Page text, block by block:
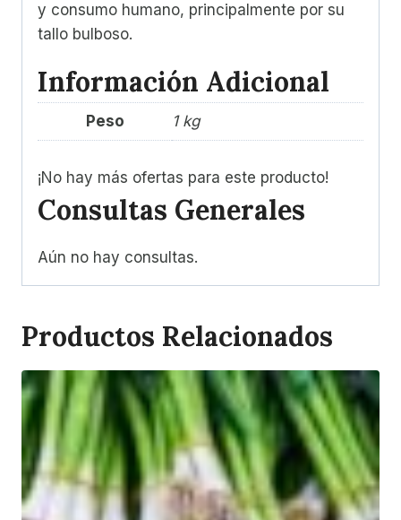
y consumo humano, principalmente por su
tallo bulboso.
Información Adicional
Peso 1 kg
¡No hay más ofertas para este producto!
Consultas Generales
Aún no hay consultas.
Productos Relacionados